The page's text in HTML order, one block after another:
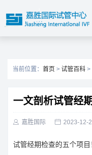
当前位置： 首页 > 试管百科 >
一文剖析试管经
 嘉胜国际  2023-12-
试管经期检查的五个项